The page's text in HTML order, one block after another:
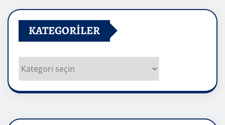
KATEGORILER
Kategoriler